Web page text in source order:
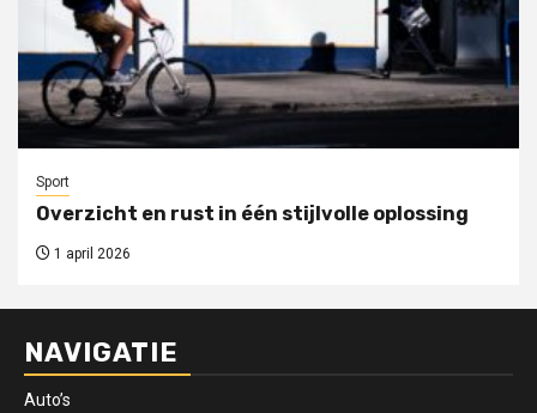
Sport
Overzicht en rust in één stijlvolle oplossing
1 april 2026
NAVIGATIE
Auto’s